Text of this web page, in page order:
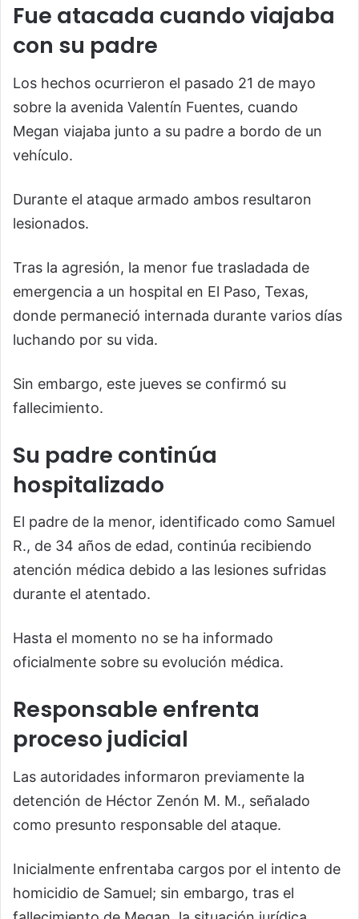
Fue atacada cuando viajaba
con su padre
Los hechos ocurrieron el pasado 21 de mayo
sobre la avenida Valentín Fuentes, cuando
Megan viajaba junto a su padre a bordo de un
vehículo.
Durante el ataque armado ambos resultaron
lesionados.
Tras la agresión, la menor fue trasladada de
emergencia a un hospital en El Paso, Texas,
donde permaneció internada durante varios días
luchando por su vida.
Sin embargo, este jueves se confirmó su
fallecimiento.
Su padre continúa
hospitalizado
El padre de la menor, identificado como Samuel
R., de 34 años de edad, continúa recibiendo
atención médica debido a las lesiones sufridas
durante el atentado.
Hasta el momento no se ha informado
oficialmente sobre su evolución médica.
Responsable enfrenta
proceso judicial
Las autoridades informaron previamente la
detención de Héctor Zenón M. M., señalado
como presunto responsable del ataque.
Inicialmente enfrentaba cargos por el intento de
homicidio de Samuel; sin embargo, tras el